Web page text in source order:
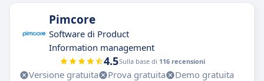
Pimcore
Software di Product
Information management
4.5Sulla base di 116 recensioni
Versione gratuita Prova gratuita
Demo gratuita